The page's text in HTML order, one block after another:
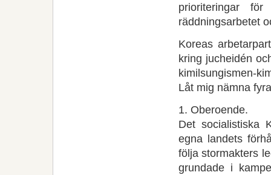
prioriteringar
räddningsarbetet
Koreas
kring jucheidén
kimilsungismen-
Låt mig nämna
1. Oberoende.
Det socialistiska
egna landets
följa stormakters
grundade i